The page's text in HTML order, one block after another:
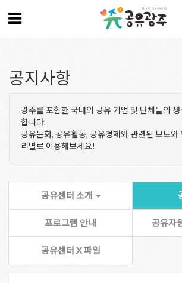
공지사항
광주를 포함한 국내외 공유 기업 및 단체들의
합니다.
공유문화, 공유활동, 공유경제와 관련된 보도와
리별로 이용해보세요!
공유센터 소개
프로그램 안내 공유자
공유센터 X 파일